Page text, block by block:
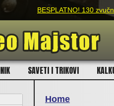
BESPLATNO! 130
SAVETI I TRIKOVI
Home